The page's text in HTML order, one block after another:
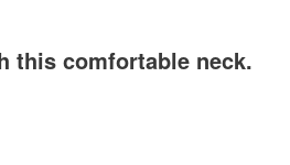
this comfortable neck.